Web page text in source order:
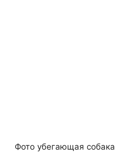
Фото убегающая собака